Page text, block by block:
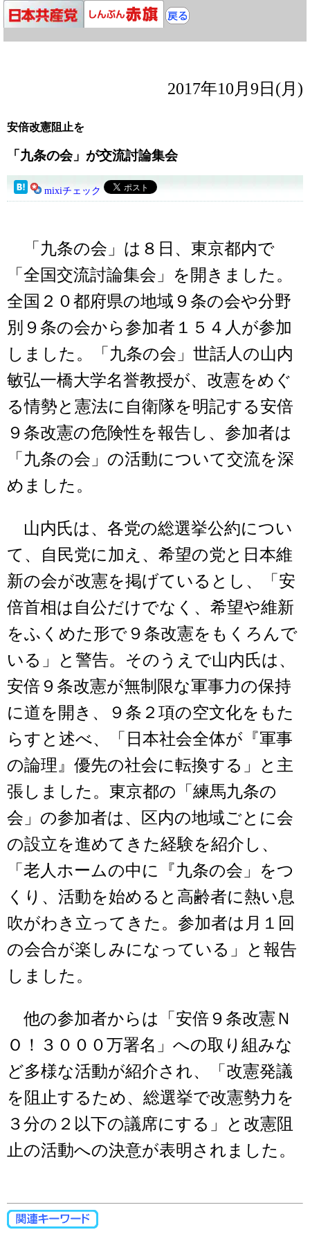
2017年10月9日(月)
安倍改憲阻止を
「九条の会」が交流討論集会
mixiチェック
「九条の会」は８日、東京都内で
「全国交流討論集会」を開きました。
全国２０都府県の地域９条の会や分野
別９条の会から参加者１５４人が参加
しました。「九条の会」世話人の山内
敏弘一橋大学名誉教授が、改憲をめぐ
る情勢と憲法に自衛隊を明記する安倍
９条改憲の危険性を報告し、参加者は
「九条の会」の活動について交流を深
めました。
山内氏は、各党の総選挙公約につい
て、自民党に加え、希望の党と日本維
新の会が改憲を掲げているとし、「安
倍首相は自公だけでなく、希望や維新
をふくめた形で９条改憲をもくろんで
いる」と警告。そのうえで山内氏は、
安倍９条改憲が無制限な軍事力の保持
に道を開き、９条２項の空文化をもた
らすと述べ、「日本社会全体が『軍事
の論理』優先の社会に転換する」と主
張しました。東京都の「練馬九条の
会」の参加者は、区内の地域ごとに会
の設立を進めてきた経験を紹介し、
「老人ホームの中に『九条の会」をつ
くり、活動を始めると高齢者に熱い息
吹がわき立ってきた。参加者は月１回
の会合が楽しみになっている」と報告
しました。
他の参加者からは「安倍９条改憲Ｎ
Ｏ！３０００万署名」への取り組みな
ど多様な活動が紹介され、「改憲発議
を阻止するため、総選挙で改憲勢力を
３分の２以下の議席にする」と改憲阻
止の活動への決意が表明されました。